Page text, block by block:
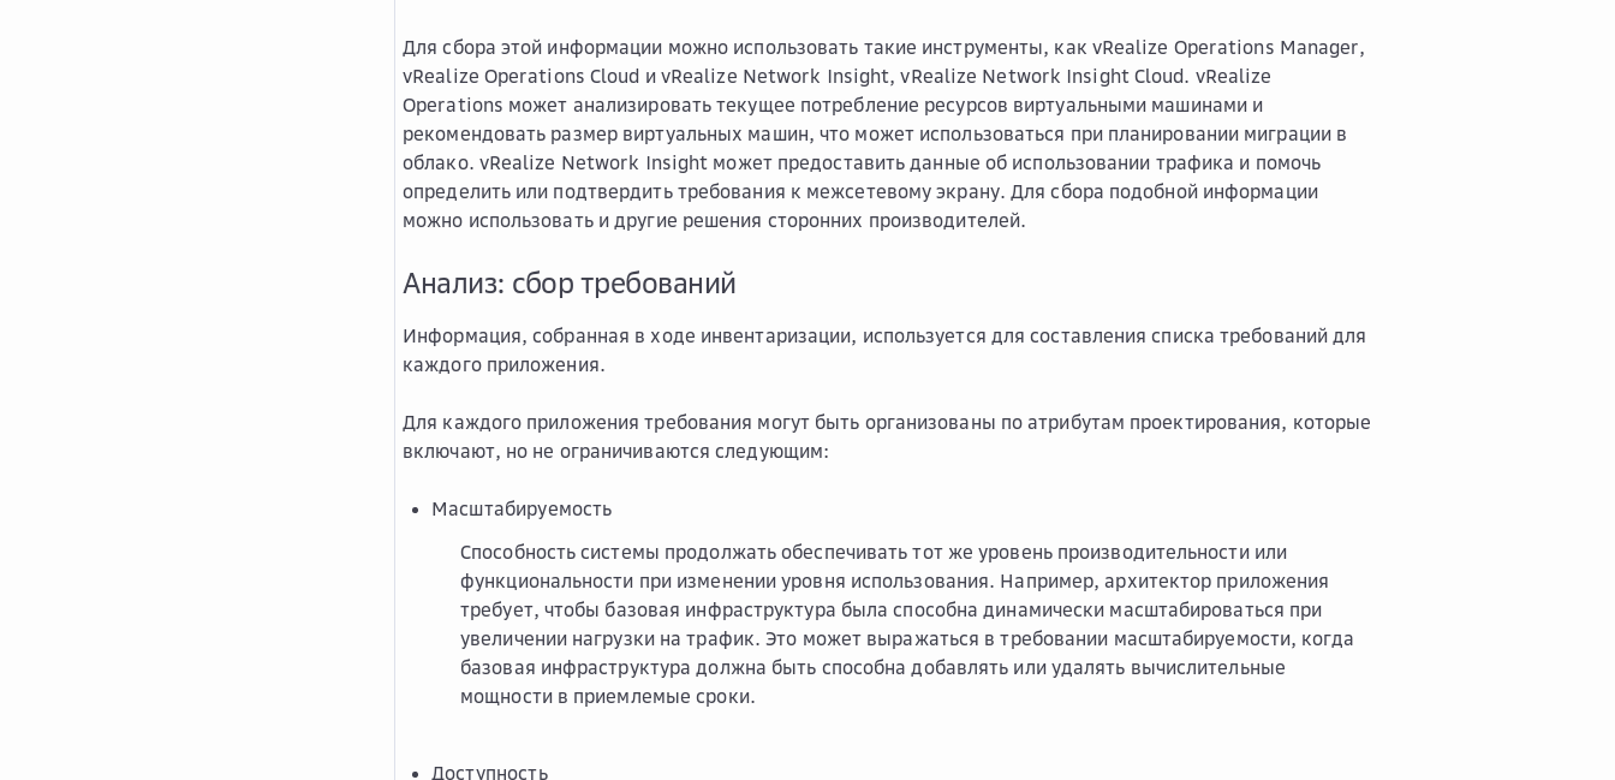
Для сбора этой информации можно использовать такие инструменты, как vRealize Operations Manager,
vRealize Operations Cloud и vRealize Network Insight, vRealize Network Insight Cloud. vRealize
Operations может анализировать текущее потребление ресурсов виртуальными машинами и
рекомендовать размер виртуальных машин, что может использоваться при планировании миграции в
облако. vRealize Network Insight может предоставить данные об использовании трафика и помочь
определить или подтвердить требования к межсетевому экрану. Для сбора подобной информации
можно использовать и другие решения сторонних производителей.
Анализ: сбор требований
Информация, собранная в ходе инвентаризации, используется для составления списка требований для
каждого приложения.
Для каждого приложения требования могут быть организованы по атрибутам проектирования, которые
включают, но не ограничиваются следующим:
Масштабируемость
Способность системы продолжать обеспечивать тот же уровень производительности или
функциональности при изменении уровня использования. Например, архитектор приложения
требует, чтобы базовая инфраструктура была способна динамически масштабироваться при
увеличении нагрузки на трафик. Это может выражаться в требовании масштабируемости, когда
базовая инфраструктура должна быть способна добавлять или удалять вычислительные
мощности в приемлемые сроки.
Доступность